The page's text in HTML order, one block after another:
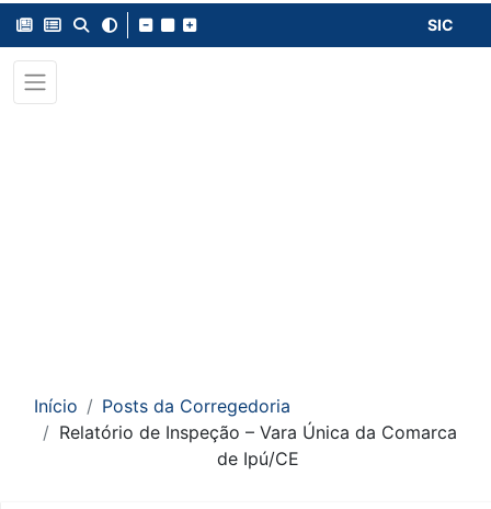
SIC
Início
Posts da Corregedoria
Relatório de Inspeção – Vara Única da Comarca
de Ipú/CE